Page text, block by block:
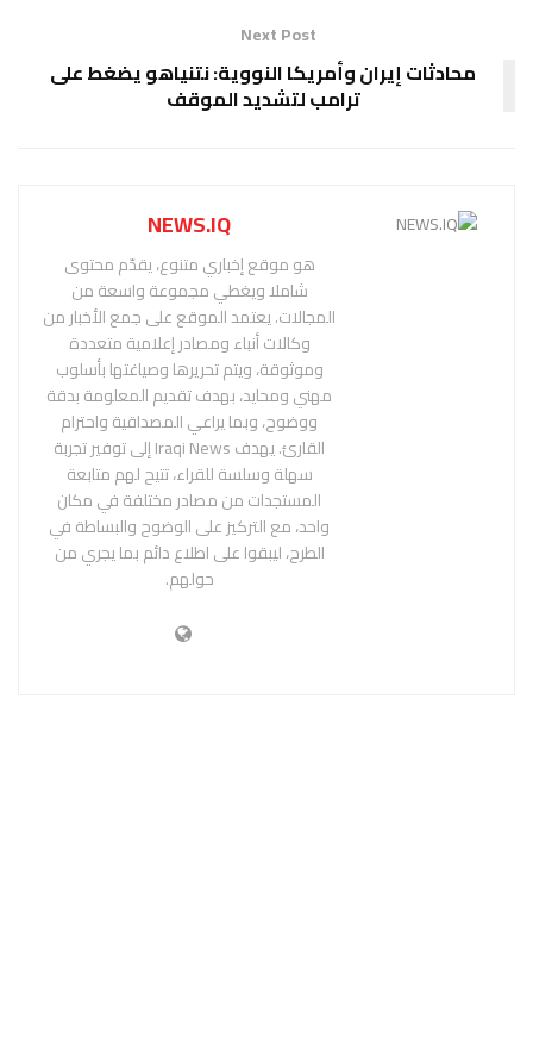
Next Post
محادثات إيران وأمريكا النووية: نتنياهو يضغط على
ترامب لتشديد الموقف
NEWS.IQ
هو موقع إخباري متنوع، يقدّم محتوى
شاملا ويغطي مجموعة واسعة من
المجالات. يعتمد الموقع على جمع الأخبار من
وكالات أنباء ومصادر إعلامية متعددة
وموثوقة، ويتم تحريرها وصياغتها بأسلوب
مهني ومحايد، بهدف تقديم المعلومة بدقة
ووضوح، وبما يراعي المصداقية واحترام
القارئ. يهدف Iraqi News إلى توفير تجربة
سهلة وسلسة للقراء، تتيح لهم متابعة
المستجدات من مصادر مختلفة في مكان
واحد، مع التركيز على الوضوح والبساطة في
الطرح، ليبقوا على اطلاع دائم بما يجري من
حولهم.